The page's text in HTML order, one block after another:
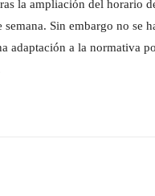
la ampliación del horario
Sin embargo no se
adaptación a la normativa